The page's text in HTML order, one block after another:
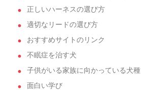
正しいハーネスの選び方
適切なリードの選び方
おすすめサイトのリンク
不眠症を治す犬
子供がいる家族に向かっている犬種
面白い学び